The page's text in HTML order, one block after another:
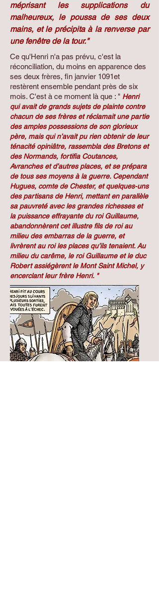
méprisant les supplications du
malheureux, le poussa de ses deux
mains, et le précipita à la renverse par
une fenêtre de la tour."
Ce qu'Henri n'a pas prévu, c'est la
réconciliation, du moins en apparence des
ses deux frères, fin janvier 1091et
restèrent ensemble pendant près de six
mois. C'est à ce moment là que : " Henri
qui avait de grands sujets de plainte contre
chacun de ses frères et réclamait une partie
des amples possessions de son glorieux
père, mais qui n’avait pu rien obtenir de leur
ténacité opiniâtre, rassembla des Bretons et
des Normands, fortifia Coutances,
Avranches et d’autres places, et se prépara
de tous ses moyens à la guerre. Cependant
Hugues, comte de Chester, et quelques-uns
des partisans de Henri, mettant en parallèle
sa pauvreté avec les grandes richesses et
la puissance effrayante du roi Guillaume,
abandonnèrent cet illustre fils de roi au
milieu des embarras de la guerre, et
livrèrent au roi les places qu’ils tenaient. Au
milieu du carême, le roi Guillaume et le duc
Robert assiégèrent le Mont Saint Michel, y
encerclant leur frère Henri. "